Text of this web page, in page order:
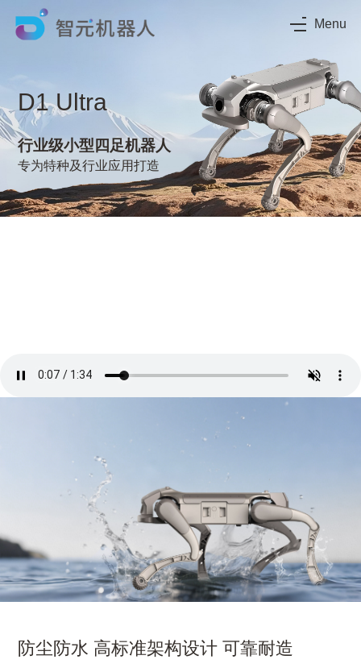
Menu
D1 Ultra
行业级小型四足机器人
专为特种及行业应用打造
防尘防水 高标准架构设计 可靠耐造